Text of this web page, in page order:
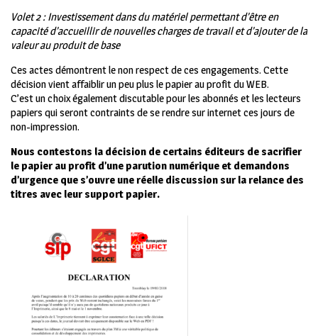
Volet 2 : Investissement dans du matériel permettant d’être en
capacité d’accueillir de nouvelles charges de travail et d’ajouter de la
valeur au produit de base
Ces actes démontrent le non respect de ces engagements. Cette
décision vient affaiblir un peu plus le papier au profit du WEB.
C’est un choix également discutable pour les abonnés et les lecteurs
papiers qui seront contraints de se rendre sur internet ces jours de
non-impression.
Nous contestons la décision de certains éditeurs de sacrifier
le papier au profit d’une parution numérique et demandons
d’urgence que s’ouvre une réelle discussion sur la relance des
titres avec leur support papier.